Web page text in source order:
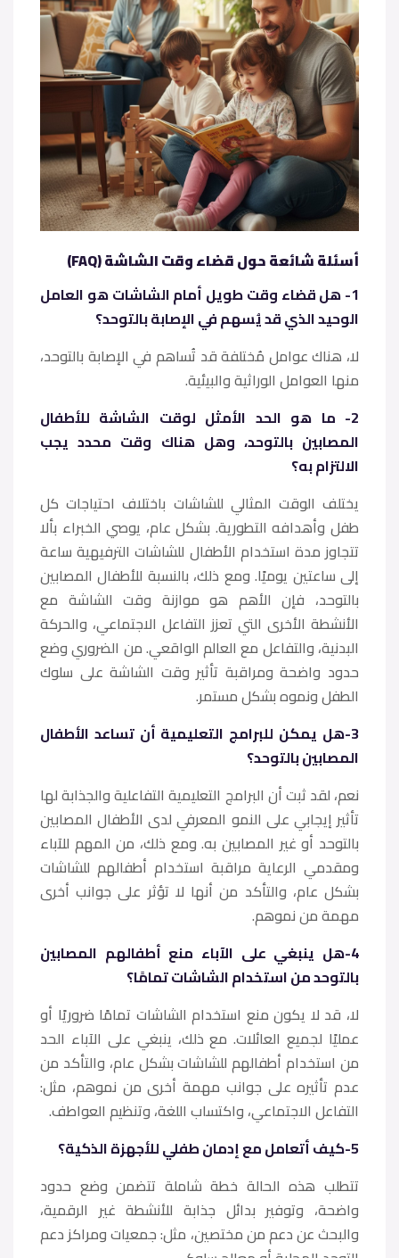
أسئلة شائعة حول قضاء وقت الشاشة (FAQ)
1- هل قضاء وقت طويل أمام الشاشات هو العامل
الوحيد الذي قد يُسهم في الإصابة بالتوحد؟
لا، هناك عوامل مُختلفة قد تُساهم في الإصابة بالتوحد،
منها العوامل الوراثية والبيئية.
2- ما هو الحد الأمثل لوقت الشاشة للأطفال
المصابين بالتوحد، وهل هناك وقت محدد يجب
الالتزام به؟
​يختلف الوقت المثالي للشاشات باختلاف احتياجات كل
طفل وأهدافه التطورية. بشكل عام، يوصي الخبراء بألا
تتجاوز مدة استخدام الأطفال للشاشات الترفيهية ساعة
إلى ساعتين يوميًا. ومع ذلك، بالنسبة للأطفال المصابين
بالتوحد، فإن الأهم هو موازنة وقت الشاشة مع
الأنشطة الأخرى التي تعزز التفاعل الاجتماعي، والحركة
البدنية، والتفاعل مع العالم الواقعي. من الضروري وضع
حدود واضحة ومراقبة تأثير وقت الشاشة على سلوك
الطفل ونموه بشكل مستمر.
3-هل يمكن للبرامج التعليمية أن تساعد الأطفال
المصابين بالتوحد؟
نعم، لقد ثبت أن البرامج التعليمية التفاعلية والجذابة لها
تأثير إيجابي على النمو المعرفي لدى الأطفال المصابين
بالتوحد أو غير المصابين به. ومع ذلك، من المهم للآباء
ومقدمي الرعاية مراقبة استخدام أطفالهم للشاشات
بشكل عام، والتأكد من أنها لا تؤثر على جوانب أخرى
مهمة من نموهم.
4-هل ينبغي على الآباء منع أطفالهم المصابين
بالتوحد من استخدام الشاشات تمامًا؟
لا، قد لا يكون منع استخدام الشاشات تمامًا ضروريًا أو
عمليًا لجميع العائلات. مع ذلك، ينبغي على الآباء الحد
من استخدام أطفالهم للشاشات بشكل عام، والتأكد من
عدم تأثيره على جوانب مهمة أخرى من نموهم، مثل:
التفاعل الاجتماعي، واكتساب اللغة، وتنظيم العواطف.
5-كيف أتعامل مع إدمان طفلي للأجهزة الذكية؟
تتطلب هذه الحالة خطة شاملة تتضمن وضع حدود
واضحة، وتوفير بدائل جذابة للأنشطة غير الرقمية،
والبحث عن دعم من مختصين، مثل: جمعيات ومراكز دعم